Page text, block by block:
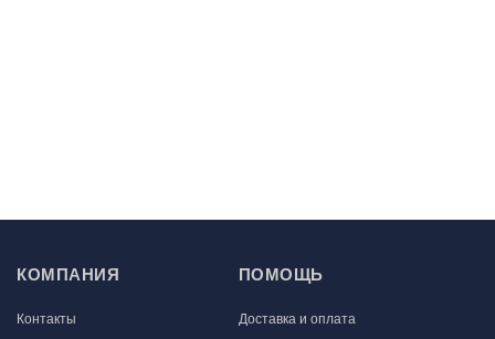
КОМПАНИЯ
Контакты
ПОМОЩЬ
Доставка и оплата